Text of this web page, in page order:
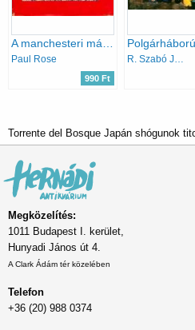
Paul Rose
990 Ft
Torrente del Bosque Japán shógunok
Megközelítés:
1011 Budapest I. kerület,
Hunyadi János út 4.
A Clark Ádám tér közelében
Telefon
+36 (20) 988 0374